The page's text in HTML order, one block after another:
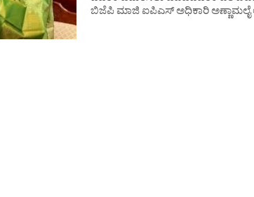
ಬಿಜೆಪಿ ಮಾಜಿ ಐಪಿಎಸ್‌ ಅಧಿಕಾರಿ ಅಣ್ಣಾಮಲೈ